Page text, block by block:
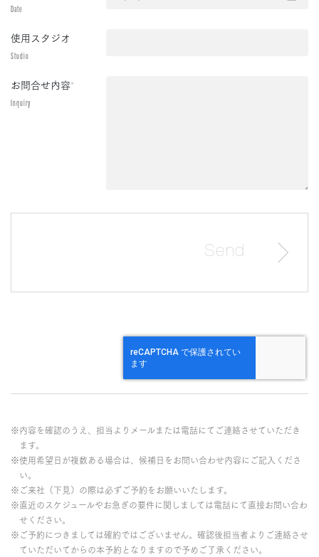
Date
使用スタジオ
Studio
お問合せ内容*
Inquiry
※内容を確認のうえ、担当よりメールまたは電話にてご連絡させていただき
ます。
※使用希望日が複数ある場合は、候補日をお問い合わせ内容にご記入くださ
い。
※ご来社（下見）の際は必ずご予約をお願いいたします。
※直近のスケジュールやお急ぎの要件に関しましては電話にて直接お問い合わ
せください。
※ご予約につきましては確約ではございません。確認後担当者よりご連絡させ
ていただいてからの本予約となりますので予めご了承ください。